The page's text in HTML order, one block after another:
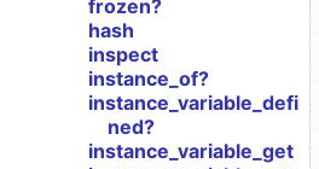
frozen?
hash
inspect
instance_of?
instance_variable_defi
ned?
instance_variable_get